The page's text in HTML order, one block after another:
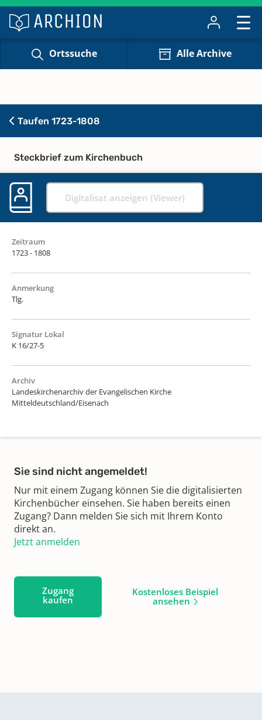
Ortssuche Alle Archive
Taufen 1723-1808
Steckbrief zum Kirchenbuch
Digitalisat anzeigen (Viewer)
Zeitraum
1723 - 1808
Anmerkung
Tlg.
Signatur Lokal
K 16/27-5
Archiv
Landeskirchenarchiv der Evangelischen Kirche
Mitteldeutschland/Eisenach
Sie sind nicht angemeldet!
Nur mit einem Zugang können Sie die digitalisierten
Kirchenbücher einsehen. Sie haben bereits einen
Zugang? Dann melden Sie sich mit Ihrem Konto
direkt an.
Jetzt anmelden
Zugang
kaufen
Kostenloses Beispiel
ansehen